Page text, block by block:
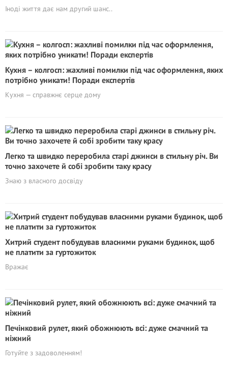
Іноді життя дає нам другий шанс..
Кухня – колгосп: жaxливі помилки під час оформлення, яких
потрібно уникати! Поради експертів
Кухня — справжнє серце дому
Легко та швидко переробила старі джинси в стильну річ. Ви
точно захочете й собі зробити таку красу
Знаю з власного досвіду
Хитрий студент побудував власними руками будинок, щоб
не плaтити за гуртожиток
Вражає
Печінковий рулет, який обожнюють всі: дуже смачний та
ніжний
Готуйте з задоволенням!